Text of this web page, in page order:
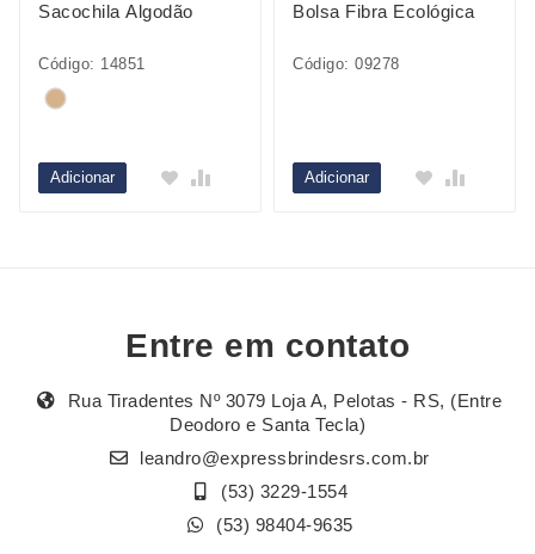
Sacochila Algodão
Código: 14851
Adicionar
Bolsa Fibra Ecológica
Código: 09278
Adicionar
Entre em contato
Rua Tiradentes Nº 3079 Loja A, Pelotas - RS, (Entre
Deodoro e Santa Tecla)
leandro@expressbrindesrs.com.br
(53) 3229-1554
(53) 98404-9635